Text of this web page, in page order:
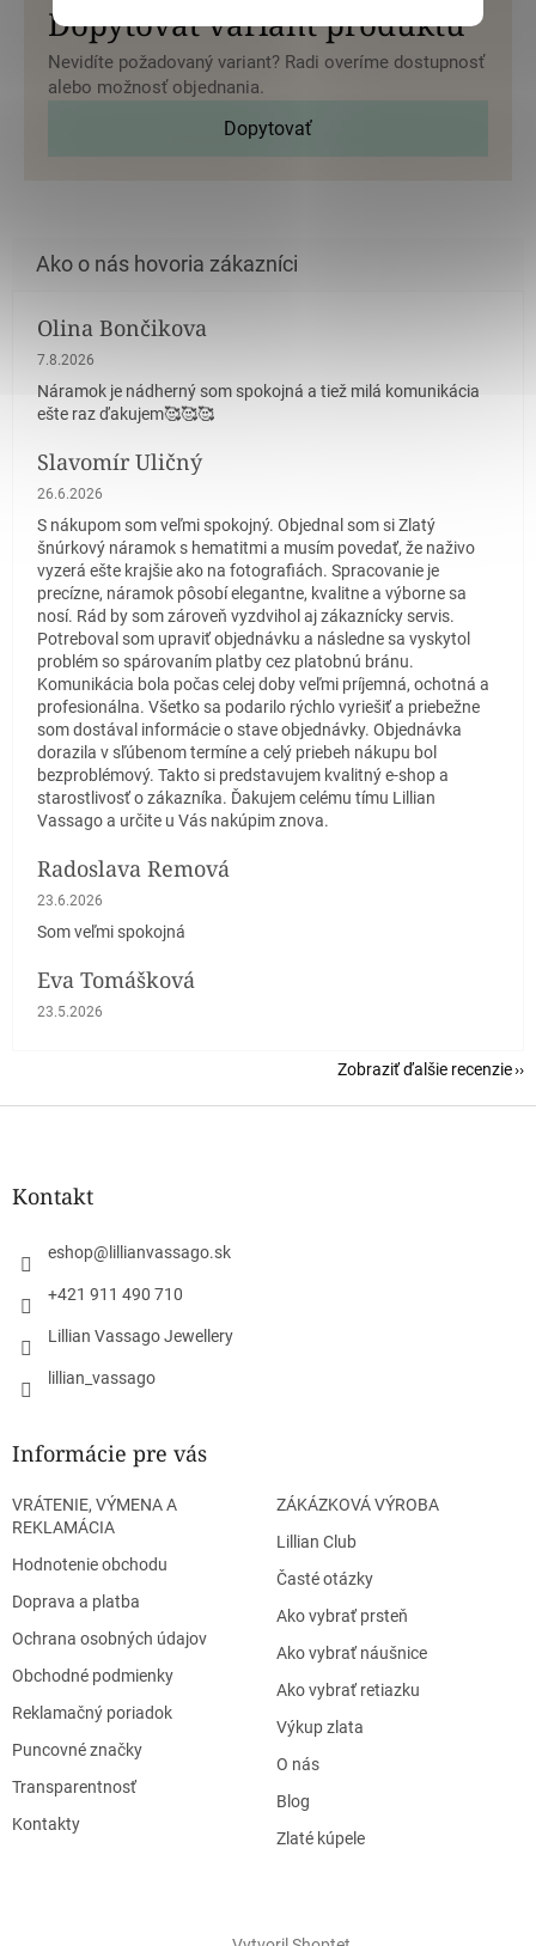
Dopytovať variant produktu
Nevidíte požadovaný variant? Radi overíme dostupnosť
alebo možnosť objednania.
Dopytovať
Olina Bončikova
Hodnotenie obchodu je 5 z 5 hviezdičiek.
7.8.2026
Náramok je nádherný som spokojná a tiež milá komunikácia
ešte raz ďakujem🥰🥰🥰
Slavomír Uličný
Hodnotenie obchodu je 5 z 5 hviezdičiek.
26.6.2026
S nákupom som veľmi spokojný. Objednal som si Zlatý
šnúrkový náramok s hematitmi a musím povedať, že naživo
vyzerá ešte krajšie ako na fotografiách. Spracovanie je
precízne, náramok pôsobí elegantne, kvalitne a výborne sa
nosí. Rád by som zároveň vyzdvihol aj zákaznícky servis.
Potreboval som upraviť objednávku a následne sa vyskytol
problém so spárovaním platby cez platobnú bránu.
Komunikácia bola počas celej doby veľmi príjemná, ochotná a
profesionálna. Všetko sa podarilo rýchlo vyriešiť a priebežne
som dostával informácie o stave objednávky. Objednávka
dorazila v sľúbenom termíne a celý priebeh nákupu bol
bezproblémový. Takto si predstavujem kvalitný e-shop a
starostlivosť o zákazníka. Ďakujem celému tímu Lillian
Vassago a určite u Vás nakúpim znova.
Radoslava Remová
Hodnotenie obchodu je 5 z 5 hviezdičiek.
23.6.2026
Som veľmi spokojná
Eva Tomášková
Hodnotenie obchodu je 5 z 5 hviezdičiek.
23.5.2026
Zobraziť ďalšie recenzie
Z
Kontakt
eshop@ lillianvassago.sk
+421 911 490 710
Lillian Vassago Jewellery
lillian_vassago
Informácie pre vás
VRÁTENIE, VÝMENA A
REKLAMÁCIA
Hodnotenie obchodu
Doprava a platba
Ochrana osobných údajov
Obchodné podmienky
Reklamačný poriadok
Puncovné značky
Transparentnosť
Kontakty
ZÁKÁZKOVÁ VÝROBA
Lillian Club
Časté otázky
Ako vybrať prsteň
Ako vybrať náušnice
Ako vybrať retiazku
Výkup zlata
O nás
Blog
Zlaté kúpele